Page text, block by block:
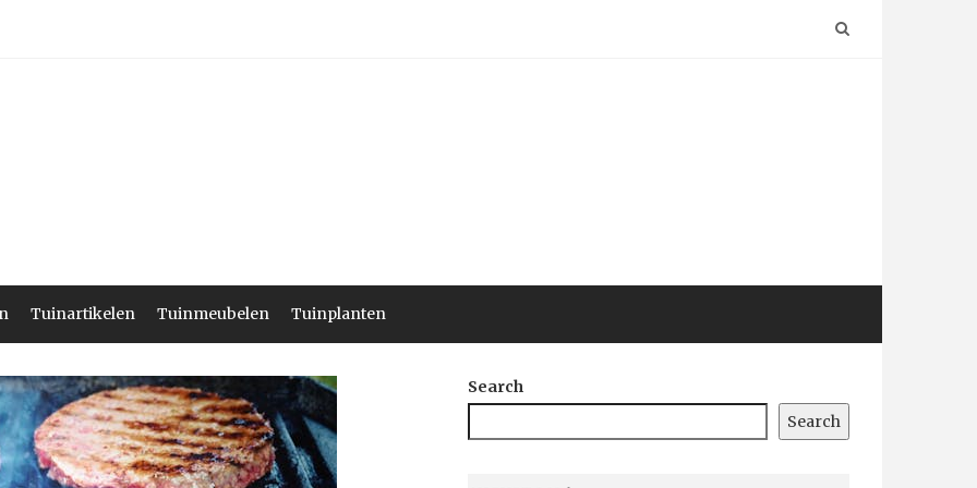
Tuinartikelen Tuinmeubelen Tuinplanten
Search
Search